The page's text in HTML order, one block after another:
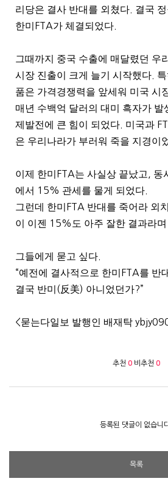
리당은 결사 반대를 외쳤다 결국
한미 FTA가 체결되었다
그때까지 중국 수출에 매달렸던 우
시장 진출이 크게 늘기 시작했다
품은 가격경쟁력을 앞세워 미국 시
매년 수백억 달러의 대미 흑자가 발
제발전에 큰 힘이 되었다 미국과
은 우리나라가 부러워 죽을 지경이
이제 한미 FTA는 사실상 끝났고
동
에서 15% 관세를 물게 되었다
그런데 한미 FTA 반대를 죽어라 외
이 이젠
15% 도 아주 잘한 결과라
그들에게 묻고 싶다
“예전에 결사적으로 한미 FTA를 반
결국 반미 (反美) 아니었던가?”
<묻는다일보 발행인 배재탁
추천 0 비추천 0
등록된 댓글이 없습니
목록